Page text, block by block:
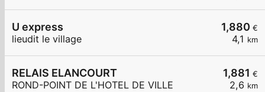
1,880 €
4,1 km
U express
lieudit le village
1,881 €
2,6 km
RELAIS ELANCOURT
ROND-POINT DE L'HOTEL DE VILLE